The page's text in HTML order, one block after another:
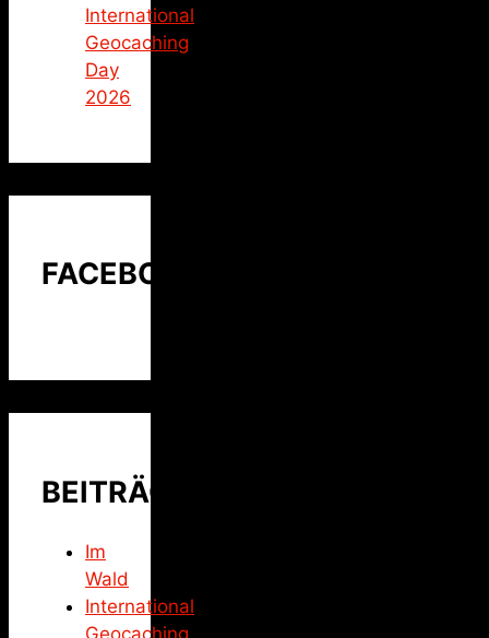
International
Geocaching
Day
2026
FACEBOOK
BEITRÄGE
Im
Wald
International